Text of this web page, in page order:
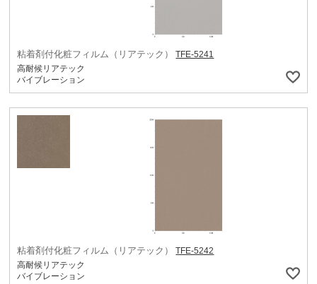
粘着剤付化粧フィルム（リアテック）
TFE-5241
高耐候リアテック
バイブレーション
粘着剤付化粧フィルム（リアテック）
TFE-5242
高耐候リアテック
バイブレーション